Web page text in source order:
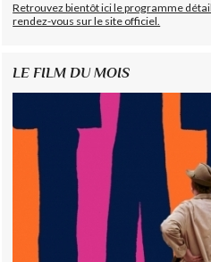
Retrouvez bientôt ici le programme
rendez-vous sur le site officiel.
LE FILM DU MOIS